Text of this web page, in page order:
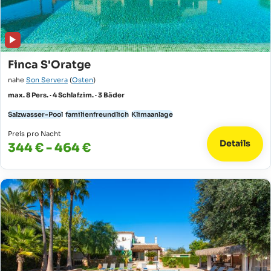
Finca S'Oratge
nahe Son Servera (Osten)
max. 8 Pers. · 4 Schlafzim. · 3 Bäder
Salzwasser-Pool familienfreundlich Klimaanlage
Preis pro Nacht
344 € - 464 € Details